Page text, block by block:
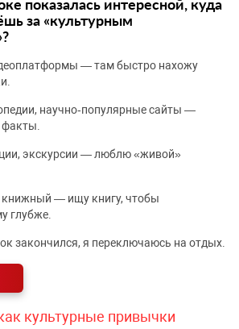
показалась интересной, куда
за «культурным
— там быстро нахожу
научно‑популярные сайты —
экскурсии — люблю «живой»
книжный — ищу книгу, чтобы
глубже.
закончился, я переключаюсь на отдых.
культурные привычки